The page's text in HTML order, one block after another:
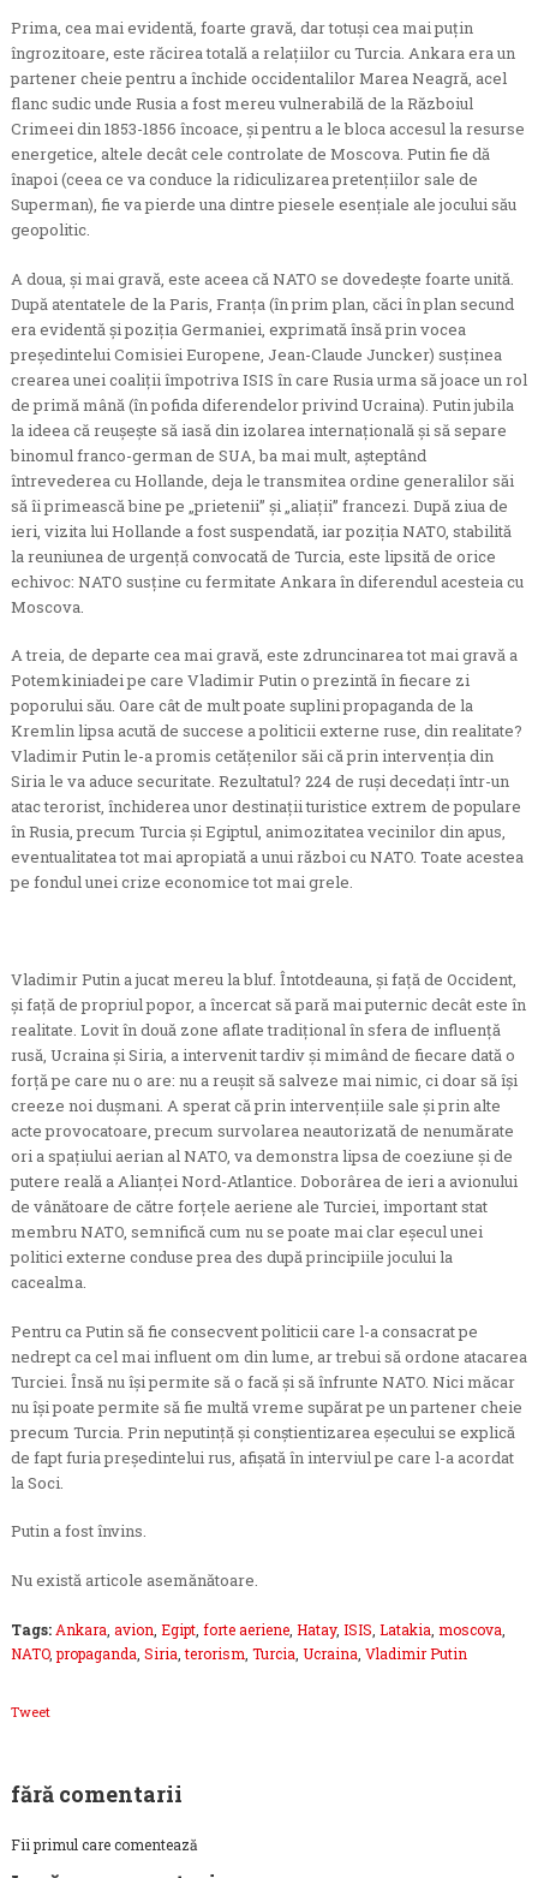
Prima, cea mai evidentă, foarte gravă, dar totuşi cea mai puţin
îngrozitoare, este răcirea totală a relaţiilor cu Turcia. Ankara era un
partener cheie pentru a închide occidentalilor Marea Neagră, acel
flanc sudic unde Rusia a fost mereu vulnerabilă de la Războiul
Crimeei din 1853-1856 încoace, şi pentru a le bloca accesul la resurse
energetice, altele decât cele controlate de Moscova. Putin fie dă
înapoi (ceea ce va conduce la ridiculizarea pretenţiilor sale de
Superman), fie va pierde una dintre piesele esenţiale ale jocului său
geopolitic.
A doua, şi mai gravă, este aceea că NATO se dovedeşte foarte unită.
După atentatele de la Paris, Franţa (în prim plan, căci în plan secund
era evidentă şi poziţia Germaniei, exprimată însă prin vocea
preşedintelui Comisiei Europene, Jean-Claude Juncker) susţinea
crearea unei coaliţii împotriva ISIS în care Rusia urma să joace un rol
de primă mână (în pofida diferendelor privind Ucraina). Putin jubila
la ideea că reuşeşte să iasă din izolarea internaţională şi să separe
binomul franco-german de SUA, ba mai mult, aşteptând
întrevederea cu Hollande, deja le transmitea ordine generalilor săi
să îi primească bine pe „prietenii” şi „aliaţii” francezi. După ziua de
ieri, vizita lui Hollande a fost suspendată, iar poziţia NATO, stabilită
la reuniunea de urgenţă convocată de Turcia, este lipsită de orice
echivoc: NATO susţine cu fermitate Ankara în diferendul acesteia cu
Moscova.
A treia, de departe cea mai gravă, este zdruncinarea tot mai gravă a
Potemkiniadei pe care Vladimir Putin o prezintă în fiecare zi
poporului său. Oare cât de mult poate suplini propaganda de la
Kremlin lipsa acută de succese a politicii externe ruse, din realitate?
Vladimir Putin le-a promis cetăţenilor săi că prin intervenţia din
Siria le va aduce securitate. Rezultatul? 224 de ruşi decedaţi într-un
atac terorist, închiderea unor destinaţii turistice extrem de populare
în Rusia, precum Turcia şi Egiptul, animozitatea vecinilor din apus,
eventualitatea tot mai apropiată a unui război cu NATO. Toate acestea
pe fondul unei crize economice tot mai grele.
Vladimir Putin a jucat mereu la bluf. Întotdeauna, şi faţă de Occident,
şi faţă de propriul popor, a încercat să pară mai puternic decât este în
realitate. Lovit în două zone aflate tradiţional în sfera de influenţă
rusă, Ucraina şi Siria, a intervenit tardiv şi mimând de fiecare dată o
forţă pe care nu o are: nu a reuşit să salveze mai nimic, ci doar să îşi
creeze noi duşmani. A sperat că prin intervenţiile sale şi prin alte
acte provocatoare, precum survolarea neautorizată de nenumărate
ori a spaţiului aerian al NATO, va demonstra lipsa de coeziune şi de
putere reală a Alianţei Nord-Atlantice. Doborârea de ieri a avionului
de vânătoare de către forţele aeriene ale Turciei, important stat
membru NATO, semnifică cum nu se poate mai clar eşecul unei
politici externe conduse prea des după principiile jocului la
cacealma.
Pentru ca Putin să fie consecvent politicii care l-a consacrat pe
nedrept ca cel mai influent om din lume, ar trebui să ordone atacarea
Turciei. Însă nu îşi permite să o facă şi să înfrunte NATO. Nici măcar
nu îşi poate permite să fie multă vreme supărat pe un partener cheie
precum Turcia. Prin neputinţă şi conştientizarea eşecului se explică
de fapt furia preşedintelui rus, afişată în interviul pe care l-a acordat
la Soci.
Putin a fost învins.
Nu există articole asemănătoare.
Tags: Ankara avion Egipt, forte aeriene, Hatay, ISIS Latakia moscova
NATO,propaganda Siria ,terorism Turcia Ucraina Vladimir Putin
Tweet
fără comentarii
Fii primul care comentează